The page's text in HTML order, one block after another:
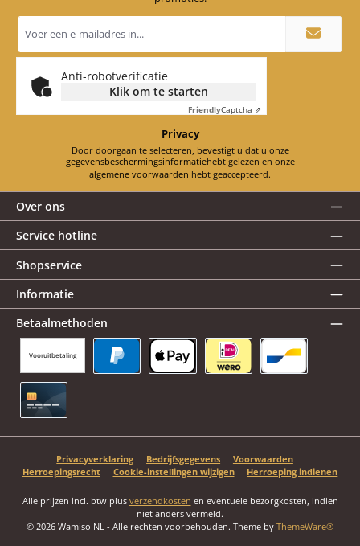
E-
mailadres
Anti-robotverificatie
Klik om te starten
FriendlyCaptcha ⇗
Privacy
Door doorgaan te selecteren, bevestigt u dat u onze
gegevensbeschermingsinformatie
hebt gelezen en onze
algemene voorwaarden hebt geaccepteerd.
Over ons
Service hotline
Shopservice
Informatie
Betaalmethoden
Vooruitbetaling
Privacyverklaring Bedrijfsgegevens
Voorwaarden
Herroepingsrecht
Cookie-instellingen wijzigen Herroeping indienen
Alle prijzen incl. btw plus verzendkosten en eventuele bezorgkosten, indien
niet anders vermeld.
© 2026 Wamiso NL - Alle rechten voorbehouden. Theme by ThemeWare®